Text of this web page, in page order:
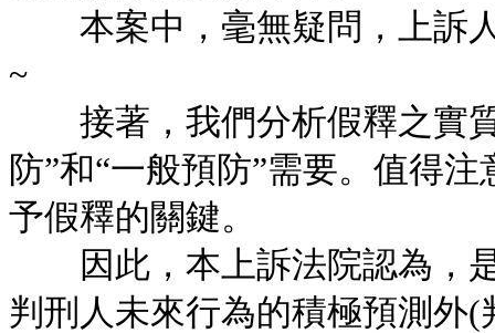
本案中，毫無疑問，上訴人
~
接著，我們分析假釋之實質
防”和“一般預防”需要。值得
予假釋的關鍵。
因此，本上訴法院認為，是
判刑人未來行為的積極預測外